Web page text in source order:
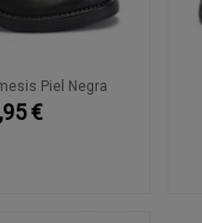
Piel Negra
€